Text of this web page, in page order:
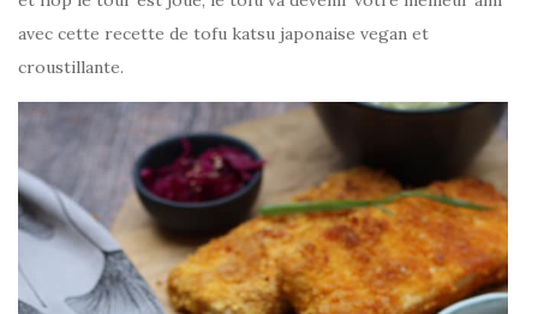
avec cette recette de tofu katsu japonaise vegan et
croustillante.